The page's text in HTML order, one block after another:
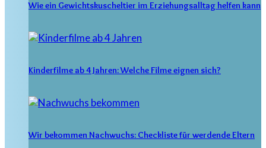
Wie ein Gewichtskuscheltier im Erziehungsalltag helfen kann
Kinderfilme ab 4 Jahren: Welche Filme eignen sich?
Wir bekommen Nachwuchs: Checkliste für werdende Eltern